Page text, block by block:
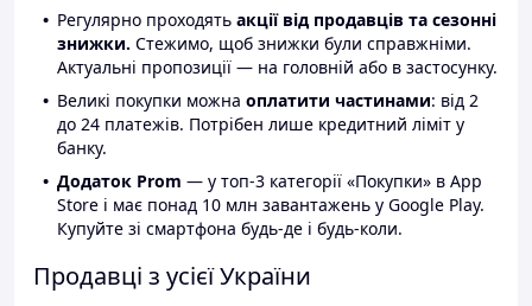
Регулярно проходять акції від продавців та сезонні
знижки. Стежимо, щоб знижки були справжніми.
Актуальні пропозиції — на головній або в застосунку.
Великі покупки можна оплатити частинами: від 2
до 24 платежів. Потрібен лише кредитний ліміт у
банку.
Додаток Prom — у топ-3 категорії «Покупки» в App
Store і має понад 10 млн завантажень у Google Play.
Купуйте зі смартфона будь-де і будь-коли.
Продавці з усієї України